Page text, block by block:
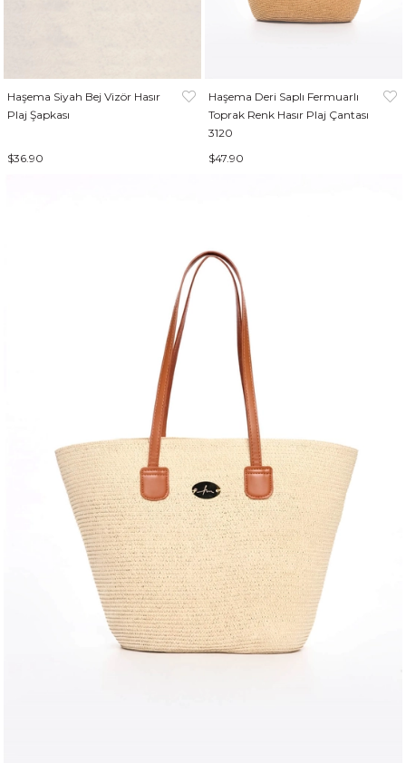
Haşema Siyah Bej Vizör Hasır
Plaj Şapkası
$36.90
Haşema Deri Saplı Fermuarlı
Toprak Renk Hasır Plaj Çantası
3120
$47.90